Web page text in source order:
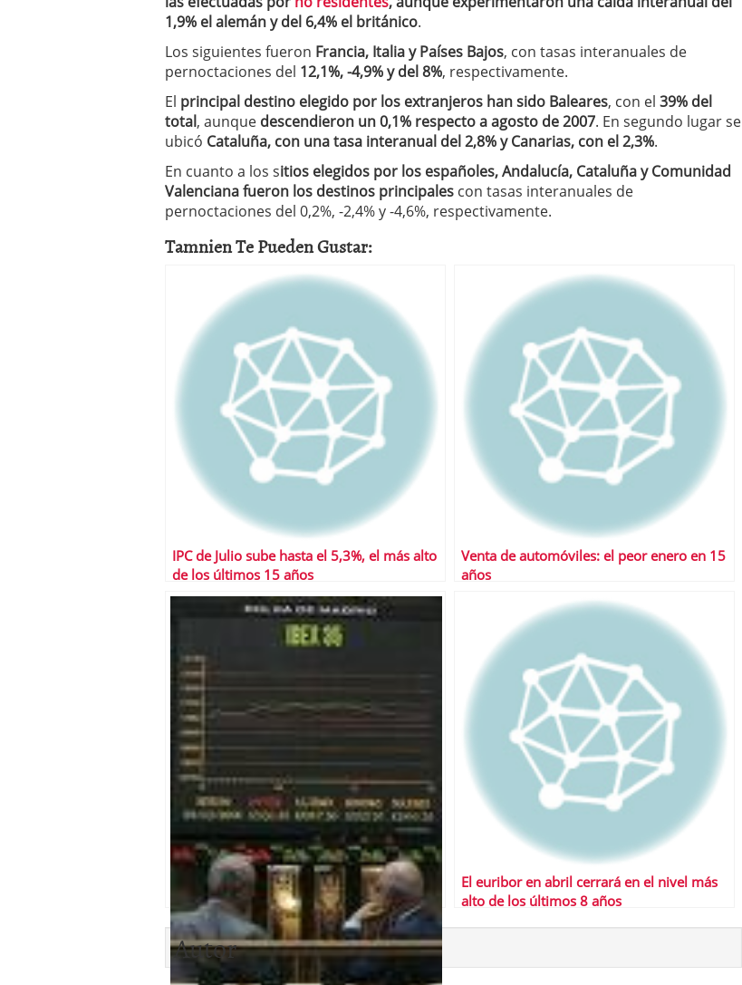
1,9% el alemán y del 6,4% el británico.
Los siguientes fueron Francia, Italia y Países Bajos, con tasas interanuales de
pernoctaciones del 12,1%, -4,9% y del 8%, respectivamente.
El principal destino elegido por los extranjeros han sido Baleares, con el 39% del
total, aunque descendieron un 0,1% respecto a agosto de 2007. En segundo lugar se
ubicó Cataluña, con una tasa interanual del 2,8% y Canarias, con el 2,3%.
En cuanto a los sitios elegidos por los españoles, Andalucía, Cataluña y Comunidad
Valenciana fueron los destinos principales con tasas interanuales de
pernoctaciones del 0,2%, -2,4% y -4,6%, respectivamente.
Tamnien Te Pueden Gustar:
IPC de Julio sube hasta el 5,3%, el más alto
de los últimos 15 años
Venta de automóviles: el peor enero en 15
años
El euribor en abril cerrará en el nivel más
alto de los últimos 8 años
Autor